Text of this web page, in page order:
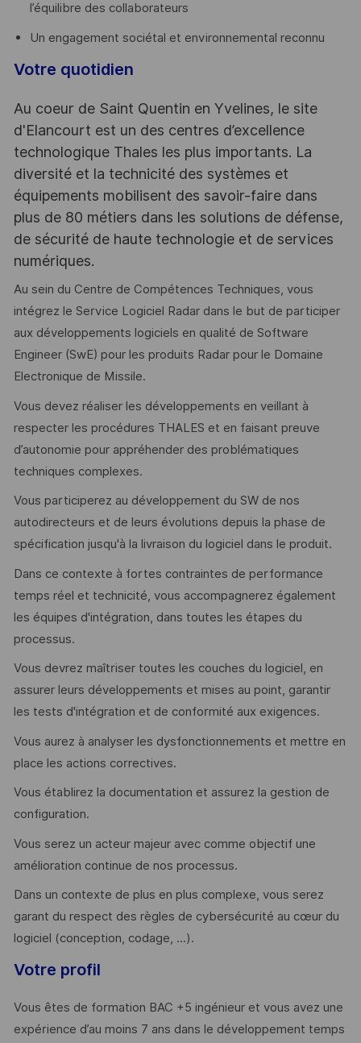
l’équilibre des collaborateurs
Un engagement sociétal et environnemental reconnu
Votre quotidien
Au coeur de Saint Quentin en Yvelines, le site
d'Elancourt est un des centres d’excellence
technologique Thales les plus importants. La
diversité et la technicité des systèmes et
équipements mobilisent des savoir-faire dans
plus de 80 métiers dans les solutions de défense,
de sécurité de haute technologie et de services
numériques.
Au sein du Centre de Compétences Techniques, vous
intégrez le Service Logiciel Radar dans le but de participer
aux développements logiciels en qualité de Software
Engineer (SwE) pour les produits Radar pour le Domaine
Electronique de Missile.
Vous devez réaliser les développements en veillant à
respecter les procédures THALES et en faisant preuve
d’autonomie pour appréhender des problématiques
techniques complexes.
Vous participerez au développement du SW de nos
autodirecteurs et de leurs évolutions depuis la phase de
spécification jusqu'à la livraison du logiciel dans le produit.
Dans ce contexte à fortes contraintes de performance
temps réel et technicité, vous accompagnerez également
les équipes d'intégration, dans toutes les étapes du
processus.
Vous devrez maîtriser toutes les couches du logiciel, en
assurer leurs développements et mises au point, garantir
les tests d'intégration et de conformité aux exigences.
Vous aurez à analyser les dysfonctionnements et mettre en
place les actions correctives.
Vous établirez la documentation et assurez la gestion de
configuration.
Vous serez un acteur majeur avec comme objectif une
amélioration continue de nos processus.
Dans un contexte de plus en plus complexe, vous serez
garant du respect des règles de cybersécurité au cœur du
logiciel (conception, codage, ...).
Votre profil
Vous êtes de formation BAC +5 ingénieur et vous avez une
expérience d’au moins 7 ans dans le développement temps